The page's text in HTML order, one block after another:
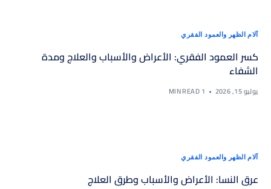
آلام الظهر والعمود الفقري
كسر العمود الفقري: الأعراض والأسباب والعلاج ومدة
الشفاء
يوليو 15, 2026 1 MIN READ
آلام الظهر والعمود الفقري
عرق النسا: الأعراض والأسباب وطرق العلاج